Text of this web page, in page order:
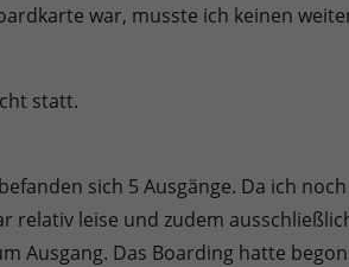
war, musste ich keinen
statt.
sich 5 Ausgänge. Da ich
leise und zudem
Ausgang. Das Boarding hatte